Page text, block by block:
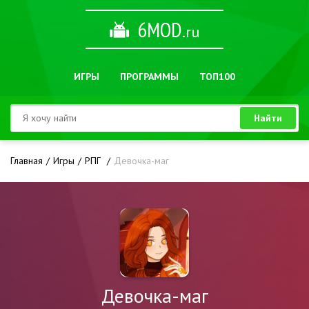
6MOD.ru
ИГРЫ ПРОГРАММЫ ТОП100
Найти
Главная Игры РПГ Девочка-маг
Девочка-маг